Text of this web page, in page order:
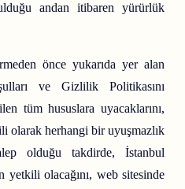
andan itibaren yürürlük
önce yukarıda yer alan
ve Gizlilik Politikasını
tüm hususlara uyacaklarını,
olarak herhangi bir uyuşmazlık
olduğu takdirde, İstanbul
olacağını, web sitesinde